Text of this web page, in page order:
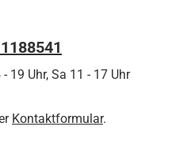
19 Uhr, Sa 11 - 17 Uhr
Kontaktformular.